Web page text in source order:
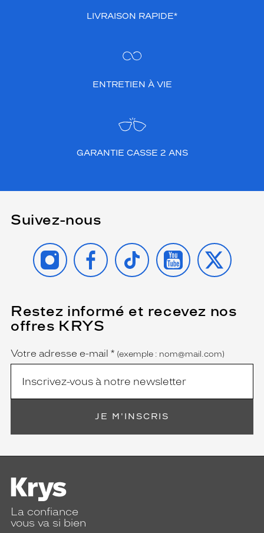
LIVRAISON RAPIDE*
ENTRETIEN À VIE
GARANTIE CASSE 2 ANS
Suivez-nous
INSTAGRAMFACEBOOK
TIKTOK YOUTUBE
X
Restez informé et recevez nos
offres KRYS
Name
Votre adresse e-mail *
(Ce
champ
est
obligatoire)
(exemple : nom@mail.com)
JE M'INSCRIS
La confiance
vous va si bien